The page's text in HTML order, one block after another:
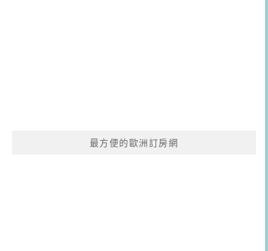
最方便的歐洲訂房網